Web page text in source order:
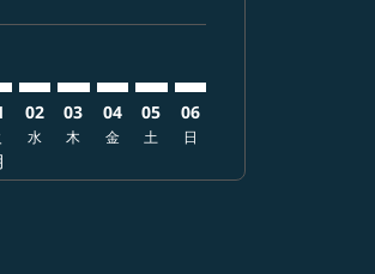
02
水
03
木
04
金
05
土
06
日